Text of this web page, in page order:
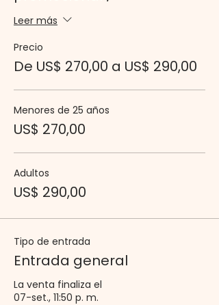
Leer más
Precio
De US$ 270,00 a US$ 290,00
Menores de 25 años
US$ 270,00
Adultos
US$ 290,00
Tipo de entrada
Entrada general
La venta finaliza el
07-set., 11:50 p. m.